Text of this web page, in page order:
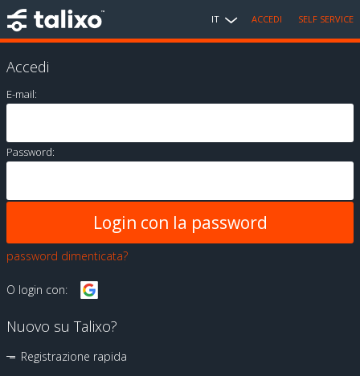
IT ACCEDI SELF SERVICE
Accedi
E-mail:
Password:
password dimenticata?
O login con:
Nuovo su Talixo?
Registrazione rapida